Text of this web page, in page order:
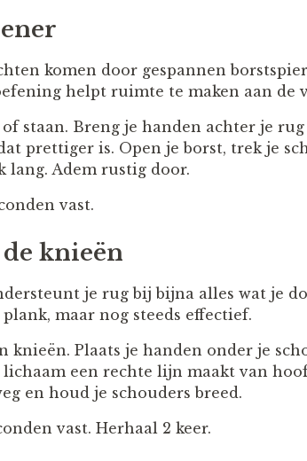
komen door gespannen
helpt ruimte te maken aan de
staan. Breng je handen achter je
prettiger is. Open je borst, trek je
lang. Adem rustig door.
vast.
knieën
je rug bij bijna alles wat je
maar nog steeds effectief.
knieën. Plaats je handen onder je
lichaam een rechte lijn maakt van
en houd je schouders breed.
vast. Herhaal 2 keer.